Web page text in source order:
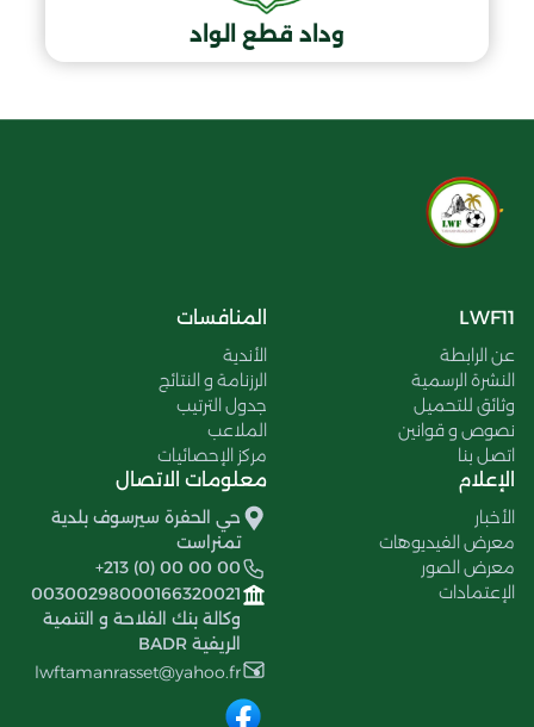
وداد قطع الواد
LWF11
عن الرابطة
النشرة الرسمية
وثائق للتحميل
نصوص و قوانين
اتصل بنا
المنافسات
الأندية
الرزنامة و النتائج
جدول الترتيب
الملاعب
مركز الإحصائيات
الإعلام
الأخبار
معرض الفيديوهات
معرض الصور
الإعتمادات
معلومات الاتصال
حي الحفرة سيرسوف بلدية
تمنراست
+213 (0) 00 00 00
00300298000166320021
وكالة بنك الفلاحة و التنمية
الريفية BADR
lwftamanrasset@yahoo.fr